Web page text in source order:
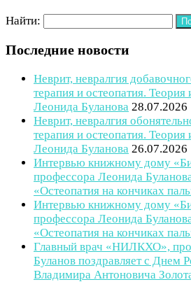
Найти:
Последние новости
Неврит, невралгия
терапия и остеопатия.
Леонида Буланова 28.07.2026
Неврит, невралгия
терапия и остеопатия.
Леонида Буланова 26.07.2026
Интервью книжному дому
профессора Леонида
«Остеопатия на кончиках
Интервью книжному дому
профессора Леонида
«Остеопатия на кончиках
Главный врач «НИЛКХО»,
Буланов поздравляет с Днем
Владимира Антоновича